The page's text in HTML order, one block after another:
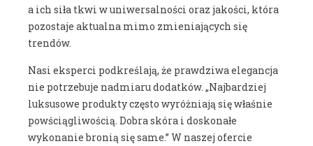
a ich siła tkwi w uniwersalności oraz jakości, która
pozostaje aktualna mimo zmieniających się
trendów.
Nasi eksperci podkreślają, że prawdziwa elegancja
nie potrzebuje nadmiaru dodatków. „Najbardziej
luksusowe produkty często wyróżniają się właśnie
powściągliwością. Dobra skóra i doskonałe
wykonanie bronią się same.” W naszej ofercie